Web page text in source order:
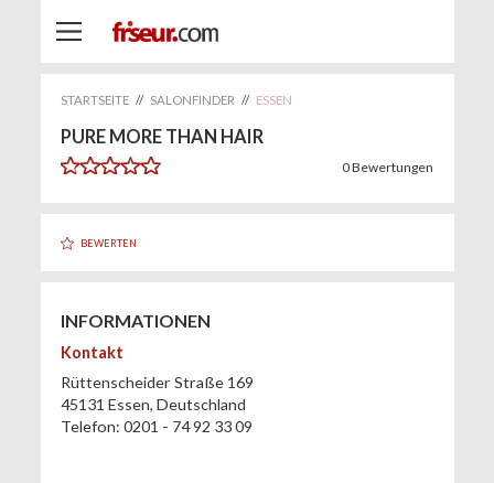
STARTSEITE // SALONFINDER // ESSEN
PURE MORE THAN HAIR
0Bewertungen
BEWERTEN
INFORMATIONEN
Kontakt
Rüttenscheider Straße 169
45131 Essen, Deutschland
Telefon: 0201 - 74 92 33 09